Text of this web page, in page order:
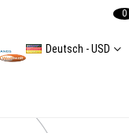
Deutsch - USD
0